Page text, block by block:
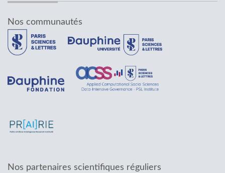
Nos communautés
Nos partenaires scientifiques réguliers